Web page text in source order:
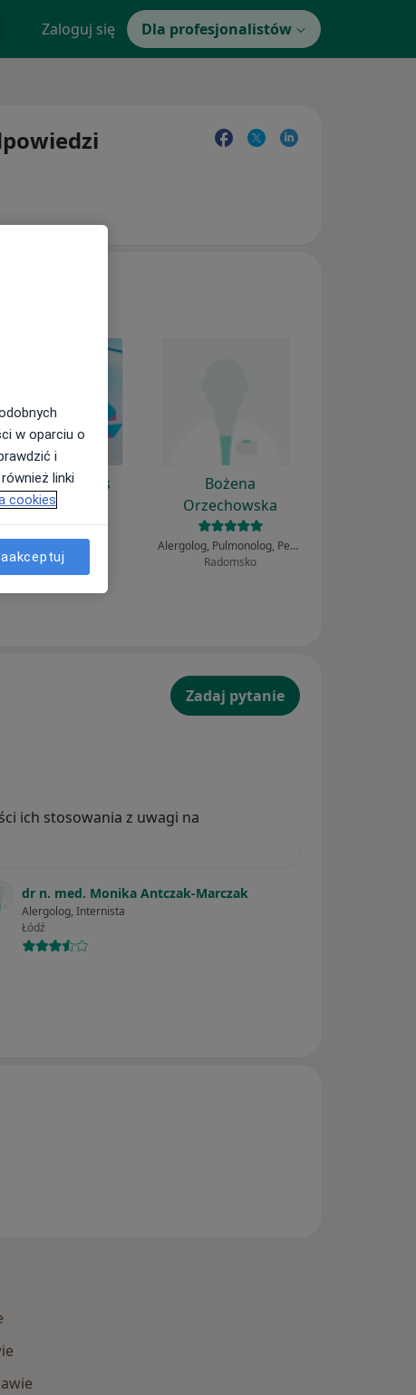
Zaloguj się Dla profesjonalistów
Patryk Guglas
Kalisz
Bożena
Orzechowska
Alergolog, Pulmonolog, Pediatra
Radomsko
Zadaj pytanie
ich stosowania z uwagi na
dr n. med. Monika Antczak-Marczak
Alergolog, Internista
Łódź
w oparciu o
i
linki
cookies